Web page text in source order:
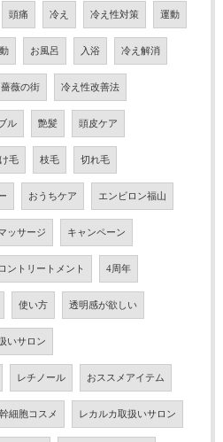
頭痛 冷え 冷え性対策 運動
お風呂 入浴 冷え解消
薔薇の街 冷え性改善法
ル 艶髪 頭皮ケア
毛 枝毛 切れ毛
おうちケア エンビロン福山
ッサージ キャンペーン
ントリートメント 4周年
使い方 透明感が欲しい
いサロン
レチノール おススメアイテム
幹細胞コスメ レカルカ取扱いサロン